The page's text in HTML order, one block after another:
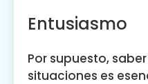
Entusiasmo
Por supuesto,
situaciones es